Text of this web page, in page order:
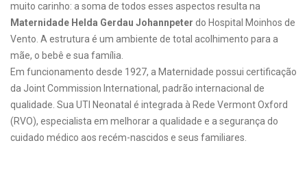
muito carinho: a soma de todos esses aspectos resulta na
Maternidade Helda Gerdau Johannpeter do Hospital Moinhos de
Vento. A estrutura é um ambiente de total acolhimento para a
mãe, o bebê e sua família.
Em funcionamento desde 1927, a Maternidade possui certificação
da Joint Commission International, padrão internacional de
qualidade. Sua UTI Neonatal é integrada à Rede Vermont Oxford
(RVO), especialista em melhorar a qualidade e a segurança do
cuidado médico aos recém-nascidos e seus familiares.